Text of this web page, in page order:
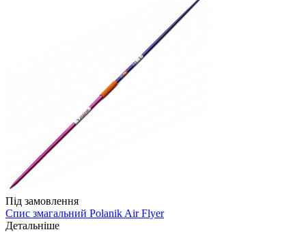
Під замовлення
Спис змагальний Polanik Air Flyer
Детальніше